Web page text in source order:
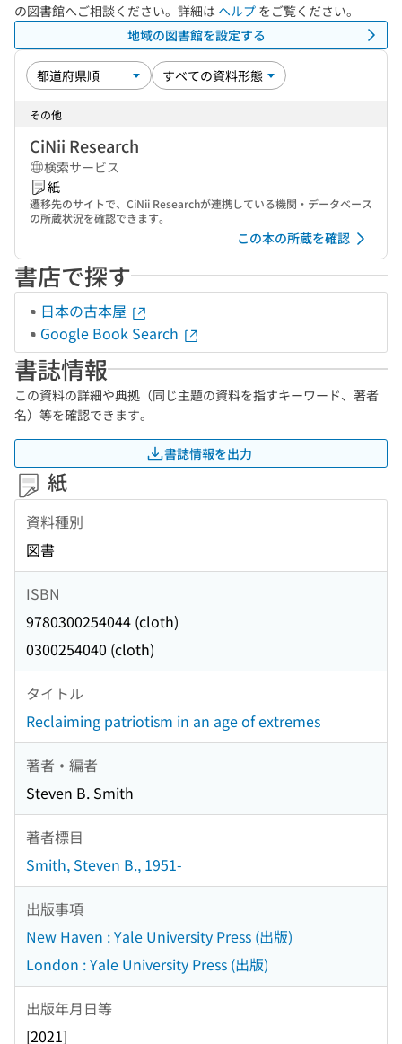
の図書館へご相談ください。詳細は ヘルプ をご覧ください。
地域の図書館を設定する
その他
CiNii Research
検索サービス
紙
遷移先のサイトで、CiNii Researchが連携している機関・データベース
の所蔵状況を確認できます。
この本の所蔵を確認
書店で探す
日本の古本屋
Google Book Search
書誌情報
この資料の詳細や典拠（同じ主題の資料を指すキーワード、著者
名）等を確認できます。
書誌情報を出力
紙
資料種別
図書
ISBN
9780300254044 (cloth)
0300254040 (cloth)
タイトル
Reclaiming patriotism in an age of extremes
著者・編者
Steven B. Smith
著者標目
Smith, Steven B., 1951-
出版事項
New Haven : Yale University Press (出版)
London : Yale University Press (出版)
出版年月日等
[2021]